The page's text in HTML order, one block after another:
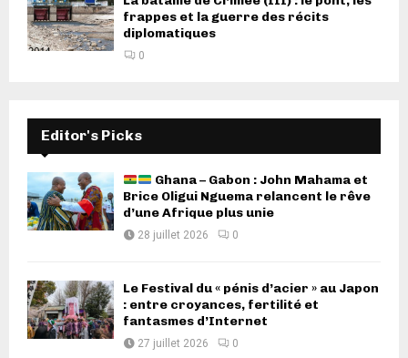
frappes et la guerre des récits
diplomatiques
0
Editor's Picks
Ghana – Gabon : John Mahama et
Brice Oligui Nguema relancent le rêve
d’une Afrique plus unie
28 juillet 2026 0
Le Festival du « pénis d’acier » au Japon
: entre croyances, fertilité et
fantasmes d’Internet
27 juillet 2026 0